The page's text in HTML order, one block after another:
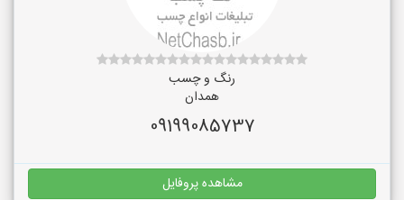
رنگ و چسب
همدان
09199085737
مشاهده پروفایل